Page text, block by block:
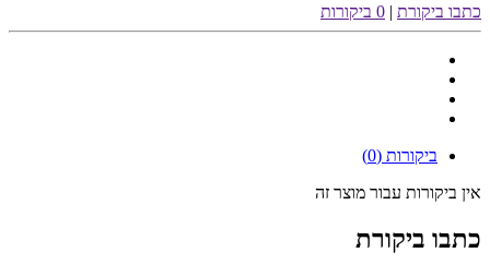
כתבו ביקורת | 0 ביקורות
ביקורות (0)
אין ביקורות עבור מוצר זה
כתבו ביקורת